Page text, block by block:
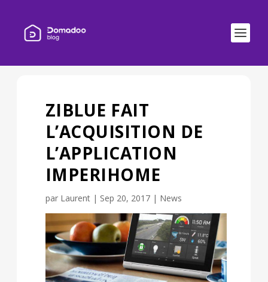
ZIBLUE FAIT
L’ACQUISITION DE
L’APPLICATION
IMPERIHOME
par Laurent| Sep 20, 2017| News